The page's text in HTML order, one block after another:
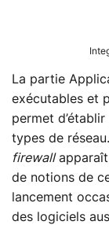
La partie
exécutables et
permet
types de
firewallapparaît
de notions de
lancement
des logiciels